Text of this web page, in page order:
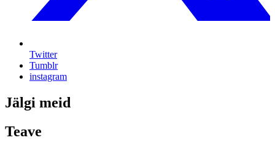
Twitter
Tumblr
instagram
Jälgi meid
Teave